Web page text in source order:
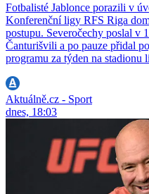
Fotbalisté Jablonce porazili v
Konferenční ligy RFS Riga
postupu. Severočechy poslal v
Čanturišvili a po pauze přidal
programu za týden na stadionu
Aktuálně.cz - Sport
dnes, 18:03